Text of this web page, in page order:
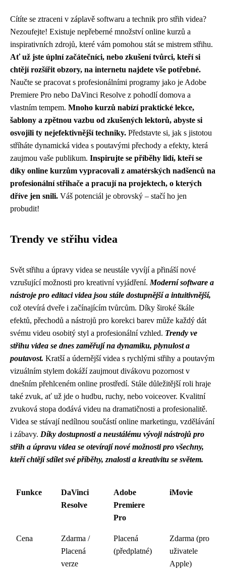
Cítíte se ztraceni v záplavě softwaru a technik pro střih videa?
Nezoufejte! Existuje nepřeberné množství online kurzů a
inspirativních zdrojů, které vám pomohou stát se mistrem střihu.
Ať už jste úplní začátečníci, nebo zkušení tvůrci, kteří si
chtějí rozšířit obzory, na internetu najdete vše potřebné.
Naučte se pracovat s profesionálními programy jako je Adobe
Premiere Pro nebo DaVinci Resolve z pohodlí domova a
vlastním tempem. Mnoho kurzů nabízí praktické lekce,
šablony a zpětnou vazbu od zkušených lektorů, abyste si
osvojili ty nejefektivnější techniky. Představte si, jak s jistotou
stříháte dynamická videa s poutavými přechody a efekty, která
zaujmou vaše publikum. Inspirujte se příběhy lidí, kteří se
díky online kurzům vypracovali z amatérských nadšenců na
profesionální střihače a pracují na projektech, o kterých
dříve jen snili. Váš potenciál je obrovský – stačí ho jen
probudit!
Trendy ve střihu videa
Svět střihu a úpravy videa se neustále vyvíjí a přináší nové
vzrušující možnosti pro kreativní vyjádření. Moderní software a
nástroje pro editaci videa jsou stále dostupnější a intuitivnější,
což otevírá dveře i začínajícím tvůrcům. Díky široké škále
efektů, přechodů a nástrojů pro korekci barev může každý dát
svému videu osobitý styl a profesionální vzhled. Trendy ve
střihu videa se dnes zaměřují na dynamiku, plynulost a
poutavost. Kratší a údernější videa s rychlými střihy a poutavým
vizuálním stylem dokáží zaujmout divákovu pozornost v
dnešním přehlceném online prostředí. Stále důležitější roli hraje
také zvuk, ať už jde o hudbu, ruchy, nebo voiceover. Kvalitní
zvuková stopa dodává videu na dramatičnosti a profesionalitě.
Videa se stávají nedílnou součástí online marketingu, vzdělávání
i zábavy. Díky dostupnosti a neustálému vývoji nástrojů pro
střih a úpravu videa se otevírají nové možnosti pro všechny,
kteří chtějí sdílet své příběhy, znalosti a kreativitu se světem.
Funkce
DaVinci
Resolve
Adobe
Premiere
Pro
iMovie
Cena
Zdarma /
Placená
verze
Placená
(předplatné)
Zdarma (pro
uživatele
Apple)